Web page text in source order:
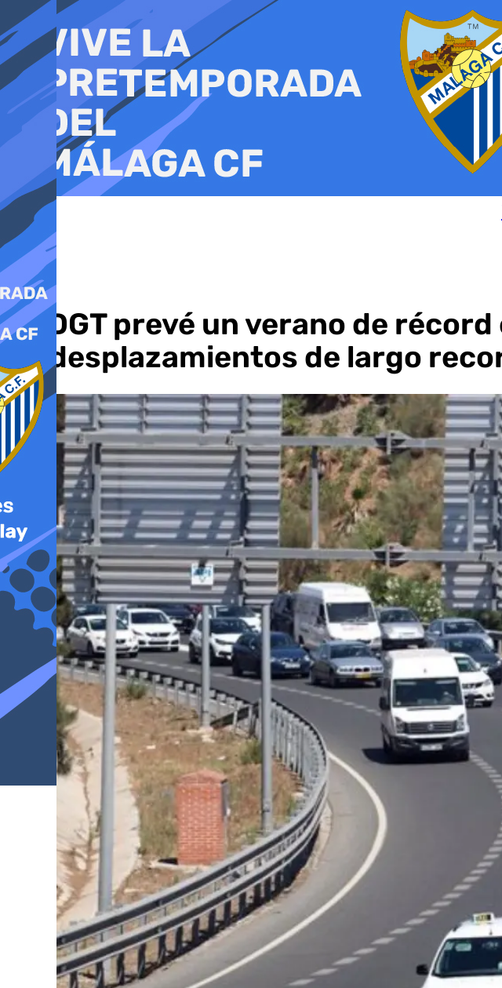
al
contenido
La DGT prevé un verano de
de desplazamientos de largo